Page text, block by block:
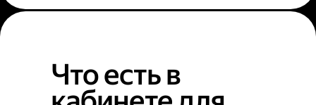
Что есть в